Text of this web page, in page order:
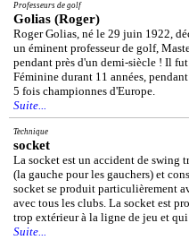
Professeurs de golf
Golias (Roger)
Roger Golias, né le 29 juin 1922,
un éminent professeur de golf,
pendant près d'un demi-siècle ! Il
Féminine durant 11 années,
5 fois championnes d'Europe.
Suite...
Technique
socket
La socket est un accident de swing
(la gauche pour les gauchers) et
socket se produit particulièrement
avec tous les clubs. La socket est
trop extérieur à la ligne de jeu et
Suite...